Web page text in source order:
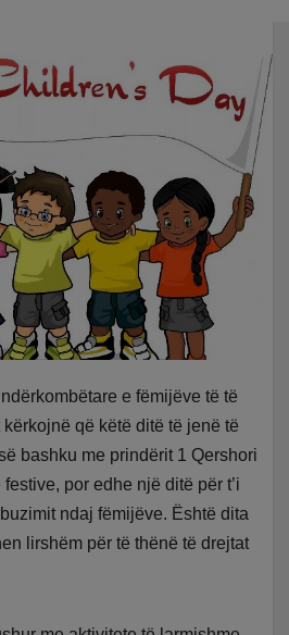
e fëmijëve të të
që këtë ditë të jenë të
bashku me prindërit 1 Qershori
por edhe një ditë për t’i
ndaj fëmijëve. Është dita
lirshëm për të thënë të drejtat